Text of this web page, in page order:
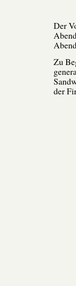
Der
Zu
der